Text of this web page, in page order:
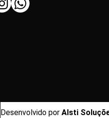
Desenvolvido por Alsti